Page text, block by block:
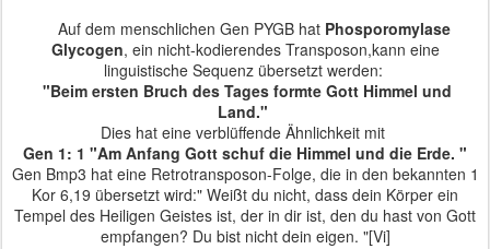
Auf dem menschlichen Gen PYGB hat Phosporomylase
Glycogen, ein nicht-kodierendes Transposon,kann eine
linguistische Sequenz übersetzt werden:
"Beim ersten Bruch des Tages formte Gott Himmel und
Land."
Dies hat eine verblüffende Ähnlichkeit mit
Gen 1: 1 "Am Anfang Gott schuf die Himmel und die Erde. "
Gen Bmp3 hat eine Retrotransposon-Folge, die in den bekannten 1
Kor 6,19 übersetzt wird:" Weißt du nicht, dass dein Körper ein
Tempel des Heiligen Geistes ist, der in dir ist, den du hast von Gott
empfangen? Du bist nicht dein eigen. "[Vi]